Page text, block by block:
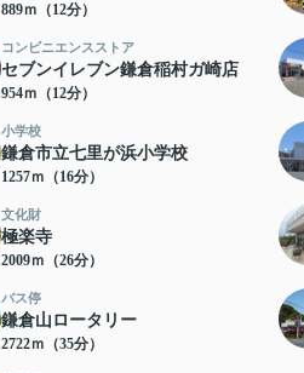
889ｍ（12分）
コンビニエンスストア
セブンイレブン鎌倉稲村ガ崎店
954ｍ（12分）
小学校
鎌倉市立七里が浜小学校
1257ｍ（16分）
文化財
極楽寺
2009ｍ（26分）
バス停
鎌倉山ロータリー
2722ｍ（35分）